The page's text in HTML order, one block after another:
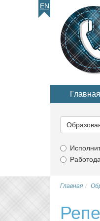
EN
Главная
Главная